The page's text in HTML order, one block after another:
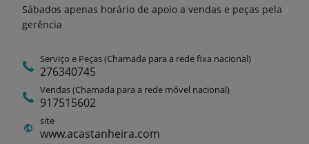
Sábados apenas horário de apoio a vendas e peças pela
gerência
Serviço e Peças (Chamada para a rede fixa nacional)
276340745
Vendas (Chamada para a rede móvel nacional)
917515602
site
www.acastanheira.com